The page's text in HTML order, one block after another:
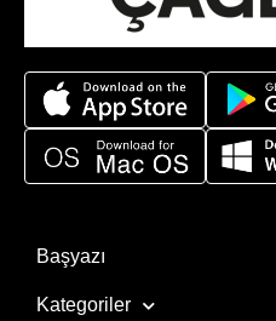
Başyazı
Kategoriler